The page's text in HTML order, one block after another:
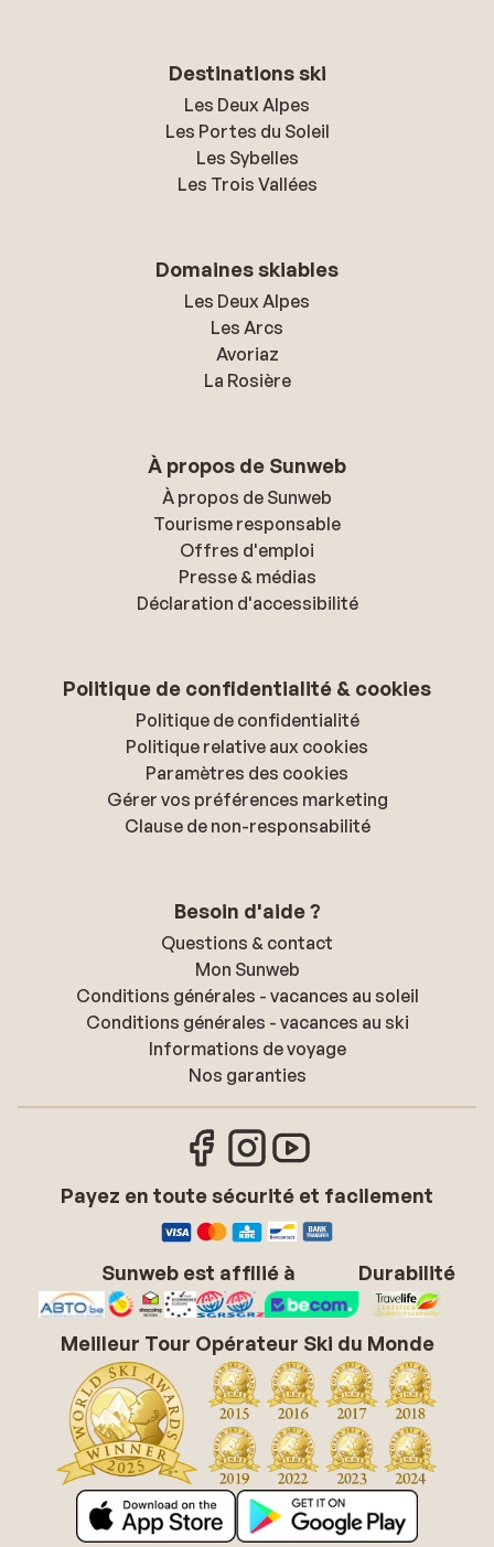
Destinations ski
Les Deux Alpes
Les Portes du Soleil
Les Sybelles
Les Trois Vallées
Domaines skiables
Les Deux Alpes
Les Arcs
Avoriaz
La Rosière
À propos de Sunweb
À propos de Sunweb
Tourisme responsable
Offres d'emploi
Presse & médias
Déclaration d'accessibilité
Politique de confidentialité & cookies
Politique de confidentialité
Politique relative aux cookies
Paramètres des cookies
Gérer vos préférences marketing
Clause de non-responsabilité
Besoin d'aide ?
Questions & contact
Mon Sunweb
Conditions générales - vacances au soleil
Conditions générales - vacances au ski
Informations de voyage
Nos garanties
Payez en toute sécurité et facilement
Sunweb est affilié à Durabilité
Meilleur Tour Opérateur Ski du Monde